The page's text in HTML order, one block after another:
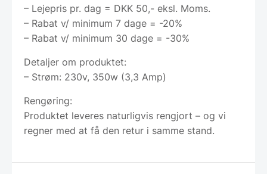
– Lejepris pr. dag = DKK 50,- eksl. Moms.
– Rabat v/ minimum 7 dage = -20%
– Rabat v/ minimum 30 dage = -30%
Detaljer om produktet:
– Strøm: 230v, 350w (3,3 Amp)
Rengøring:
Produktet leveres naturligvis rengjort – og vi
regner med at få den retur i samme stand.